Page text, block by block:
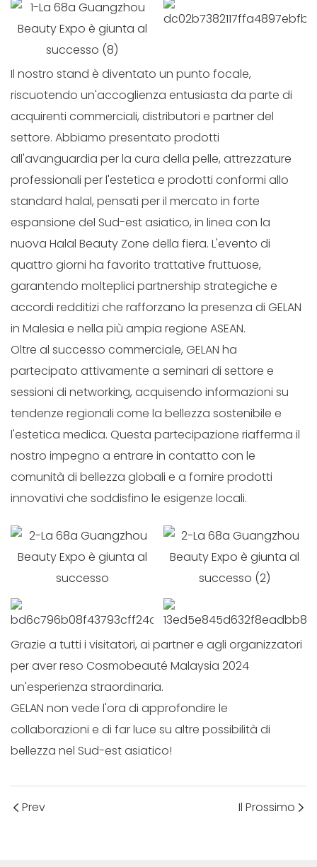
Il nostro stand è diventato un punto focale,
riscuotendo un'accoglienza entusiasta da parte di
acquirenti commerciali, distributori e partner del
settore. Abbiamo presentato prodotti
all'avanguardia per la cura della pelle, attrezzature
professionali per l'estetica e prodotti conformi allo
standard halal, pensati per il mercato in forte
espansione del Sud-est asiatico, in linea con la
nuova Halal Beauty Zone della fiera. L'evento di
quattro giorni ha favorito trattative fruttuose,
garantendo molteplici partnership strategiche e
accordi redditizi che rafforzano la presenza di GELAN
in Malesia e nella più ampia regione ASEAN.
Oltre al successo commerciale, GELAN ha
partecipato attivamente a seminari di settore e
sessioni di networking, acquisendo informazioni su
tendenze regionali come la bellezza sostenibile e
l'estetica medica. Questa partecipazione riafferma il
nostro impegno a entrare in contatto con le
comunità di bellezza globali e a fornire prodotti
innovativi che soddisfino le esigenze locali.
Grazie a tutti i visitatori, ai partner e agli organizzatori
per aver reso Cosmobeauté Malaysia 2024
un'esperienza straordinaria.
GELAN non vede l'ora di approfondire le
collaborazioni e di far luce su altre possibilità di
bellezza nel Sud-est asiatico!
Prev Il Prossimo